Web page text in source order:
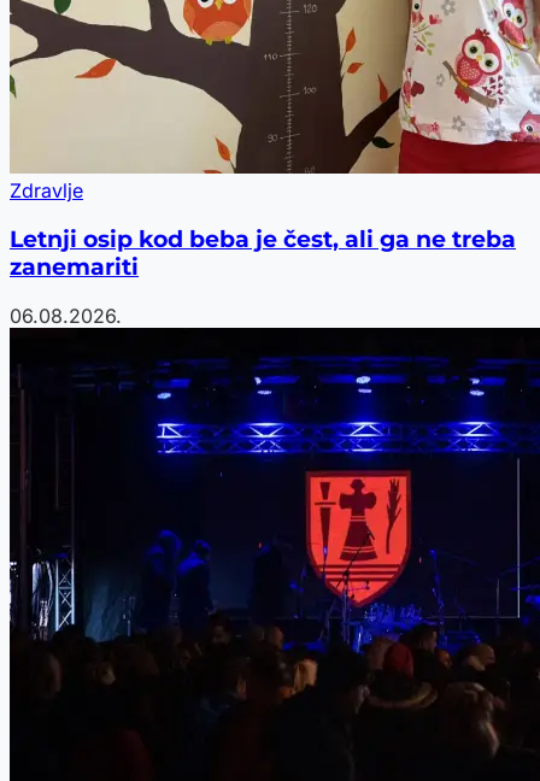
Zdravlje
Letnji osip kod beba je čest, ali ga ne treba
zanemariti
06.08.2026.